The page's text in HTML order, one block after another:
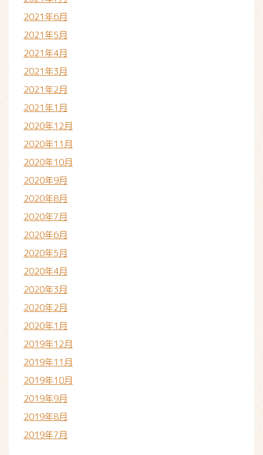
2021年6月
2021年5月
2021年4月
2021年3月
2021年2月
2021年1月
2020年12月
2020年11月
2020年10月
2020年9月
2020年8月
2020年7月
2020年6月
2020年5月
2020年4月
2020年3月
2020年2月
2020年1月
2019年12月
2019年11月
2019年10月
2019年9月
2019年8月
2019年7月